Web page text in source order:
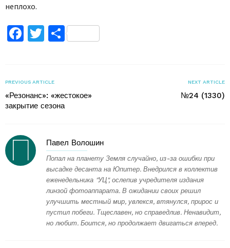
неплохо.
Facebook
TwitterПоділитися
PREVIOUS ARTICLE
«Резонанс»: «жестокое»
закрытие сезона
NEXT ARTICLE
№24 (1330)
Павел Волошин
Попал на планету Земля случайно, из-за ошибки при
высадке десанта на Юпитер. Внедрился в коллектив
еженедельника "УЦ", ослепив учредителя издания
линзой фотоаппарата. В ожидании своих решил
улучшить местный мир, увлекся, втянулся, прирос и
пустил побеги. Тщеславен, но справедлив. Ненавидит,
но любит. Боится, но продолжает двигаться вперед.